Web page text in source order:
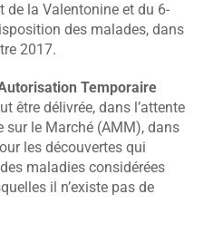
de la Valentonine et du 6-
des malades, dans
2017.
Temporaire
être délivrée, dans l’attente
sur le Marché (AMM), dans
les découvertes qui
maladies considérées
il n’existe pas de